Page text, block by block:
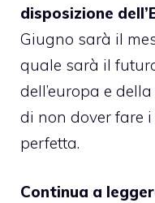
disposizione
Giugno sarà il
quale sarà il
dell’europa e
di non dover fare
perfetta.
Continua a